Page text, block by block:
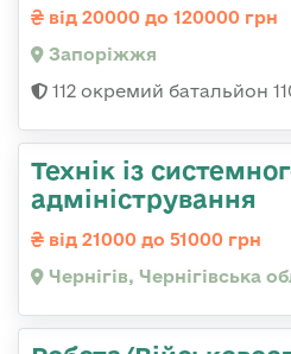
від 20000 до 120000 грн
Запоріжжя
112 окремий батальйон
Технік із
адміністрування
від 21000 до 51000 грн
Чернігів, Чернігівська